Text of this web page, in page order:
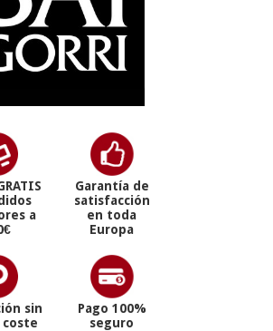
a
Garantía de
satisfacción
en toda
Europa
sin
Pago 100%
seguro